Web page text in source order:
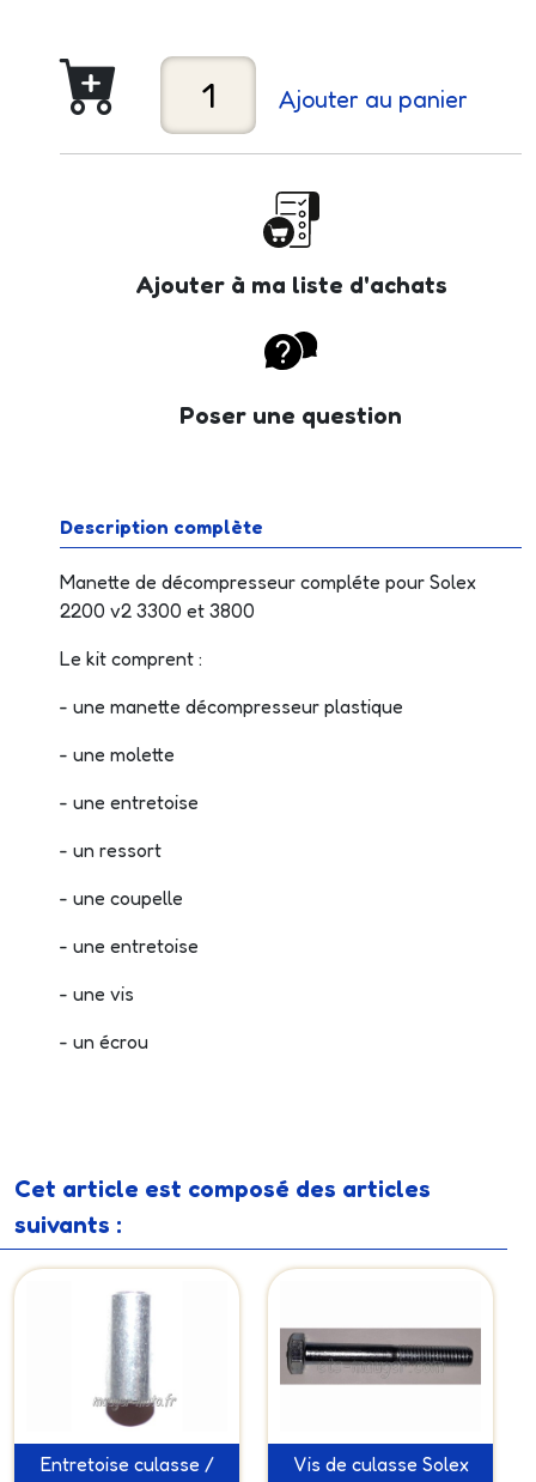
Ajouter au panier
Ajouter à ma liste d'achats
Poser une question
Description complète
Manette de décompresseur compléte pour Solex
2200 v2 3300 et 3800
Le kit comprent :
- une manette décompresseur plastique
- une molette
- une entretoise
- un ressort
- une coupelle
- une entretoise
- une vis
- un écrou
Cet article est composé des articles
suivants :
Entretoise culasse /
Vis de culasse Solex